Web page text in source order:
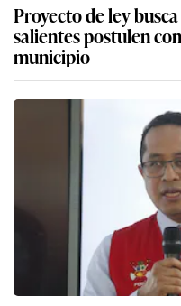
Proyecto de ley
salientes postulen
municipio